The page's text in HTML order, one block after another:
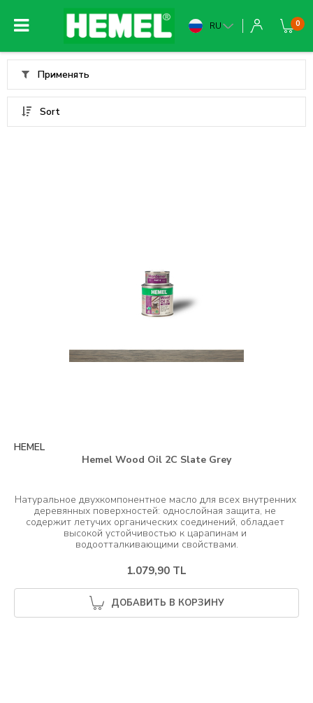
RU 0
Применять
Sort
HEMEL
Hemel Wood Oil 2C Slate Grey
Натуральное двухкомпонентное масло для всех внутренних
деревянных поверхностей: однослойная защита, не
содержит летучих органических соединений, обладает
высокой устойчивостью к царапинам и
1.079,90 TL
ДОБАВИТЬ В КОРЗИНУ